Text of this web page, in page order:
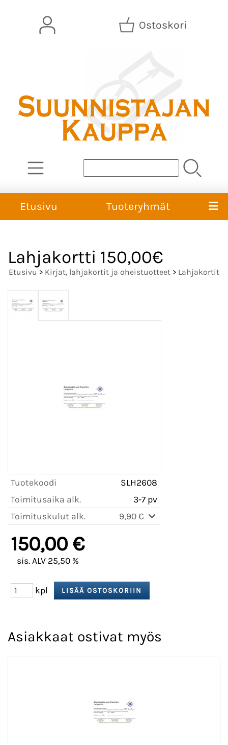
Ostoskori
Etusivu Tuoteryhmät
Lahjakortti 150,00€
Etusivu > Kirjat, lahjakortit ja oheistuotteet > Lahjakortit
Tuotekoodi
SLH2608
Toimitusaika alk.
3-7 pv
Toimituskulut alk.
9,90 €
150,00 €
sis. ALV 25,50 %
kpl
Asiakkaat ostivat myös